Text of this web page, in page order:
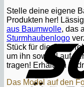
Stelle deine eigene
Produkten her!
aus Baumwolle, das
Sturmhaubenlogo
Stück für die
um ihn sowohl auf
tragen! Erhältlich in
Das Model auf den